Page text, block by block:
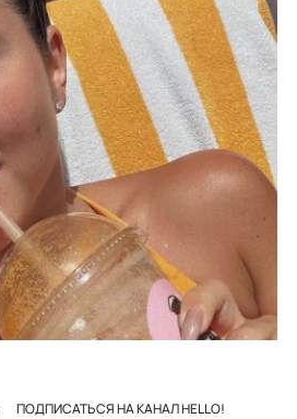
ПОДПИСАТЬСЯ НА КАНАЛ HELLO!